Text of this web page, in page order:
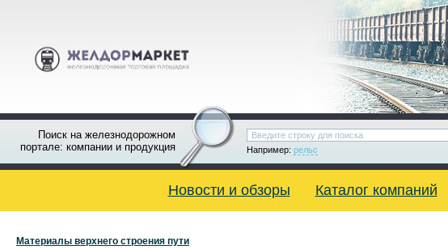
Поиск на железнодорожном
портале: компании и продукция
Например: рельс
Новости и обзоры Каталог компаний
Материалы верхнего строения пути